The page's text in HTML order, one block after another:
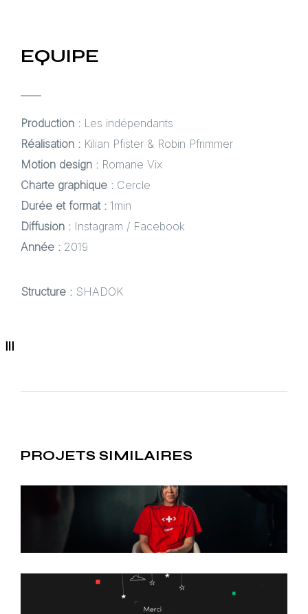
EQUIPE
Production : Les indépendants
Réalisation : Kilian Pfister & Robin Pfrimmer
Motion design : Romane Vix
Charte graphique : Cercle
Durée et format : 1min
Diffusion : Instagram / Facebook
Année : 2019
Structure : SHADOK
PROJETS SIMILAIRES